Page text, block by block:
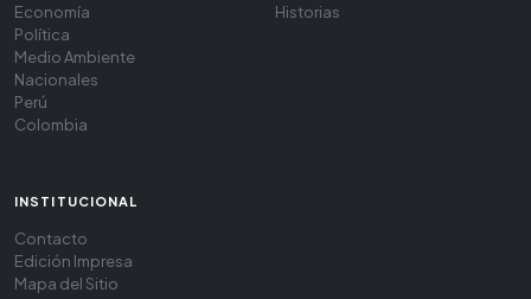
Economía
Política
Medio Ambiente
Nacionales
Perú
Colombia
Historias
INSTITUCIONAL
Contacto
Edición Impresa
Mapa del Sitio